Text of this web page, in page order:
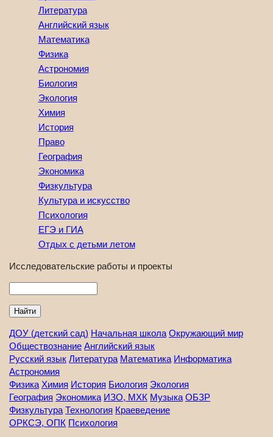
Литература
Английский язык
Математика
Физика
Астрономия
Биология
Экология
Химия
История
Право
География
Экономика
Физкультура
Культура и искусство
Психология
ЕГЭ и ГИА
Отдых с детьми летом
Исследовательские работы и проекты
ДОУ (детский сад) Начальная школа Окружающий мир
Обществознание Английский язык
Русский язык Литература Математика Информатика
Астрономия
Физика Химия История Биология Экология
География Экономика ИЗО, МХК Музыка ОБЗР
Физкультура Технология Краеведение
ОРКСЭ, ОПК Психология